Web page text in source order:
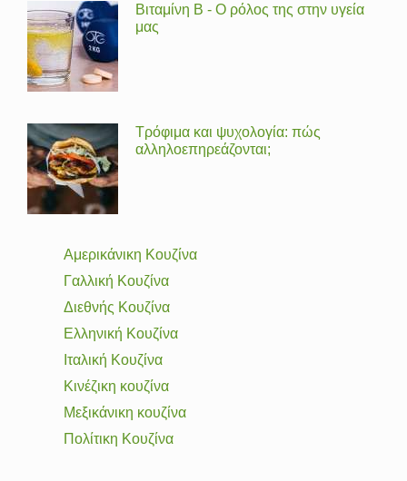
Βιταμίνη Β - Ο ρόλος της στην υγεία
μας
Τρόφιμα και ψυχολογία: πώς
αλληλοεπηρεάζονται;
Αμερικάνικη Κουζίνα
Γαλλική Κουζίνα
Διεθνής Κουζίνα
Ελληνική Κουζίνα
Ιταλική Κουζίνα
Κινέζικη κουζίνα
Μεξικάνικη κουζίνα
Πολίτικη Κουζίνα